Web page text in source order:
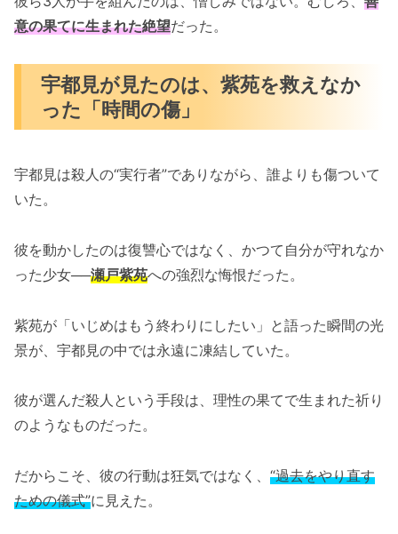
意の果てに生まれた絶望だった。
宇都見が見たのは、紫苑を救えなか
った「時間の傷」
宇都見は殺人の“実行者”でありながら、誰よりも傷ついて
いた。
彼を動かしたのは復讐心ではなく、かつて自分が守れなか
った少女──瀬戸紫苑への強烈な悔恨だった。
紫苑が「いじめはもう終わりにしたい」と語った瞬間の光
景が、宇都見の中では永遠に凍結していた。
彼が選んだ殺人という手段は、理性の果てで生まれた祈り
のようなものだった。
だからこそ、彼の行動は狂気ではなく、 “過去をやり直す
ための儀式”に見えた。